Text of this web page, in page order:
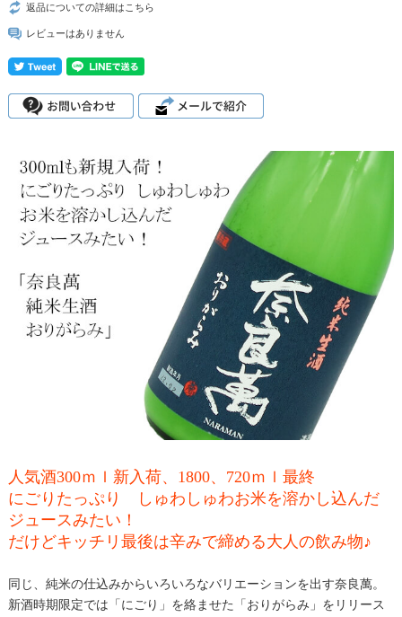
返品についての詳細はこちら
レビューはありません
人気酒300ｍｌ新入荷、1800、720ｍｌ最終
にごりたっぷり しゅわしゅわお米を溶かし込んだ
ジュースみたい！
だけどキッチリ最後は辛みで締める大人の飲み物♪
同じ、純米の仕込みからいろいろなバリエーションを出す奈良萬。
新酒時期限定では「にごり」を絡ませた「おりがらみ」をリリース